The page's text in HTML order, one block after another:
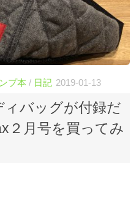
プ本 / 日記 2019-01-13
バッグが付録だ
２月号を買ってみ